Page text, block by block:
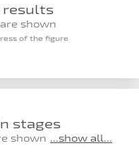
results
shown
of the figure
stages
shown ...show all...